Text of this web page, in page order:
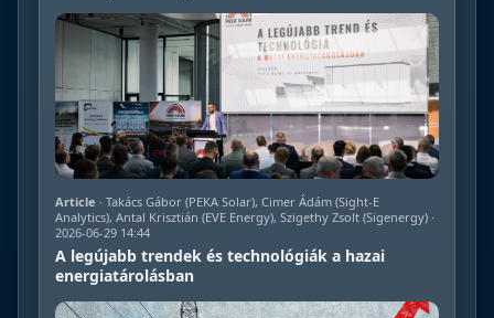
Article · Takács Gábor (PEKA Solar), Cimer Ádám (Sight-E
Analytics), Antal Krisztián (EVE Energy), Szigethy Zsolt (Sigenergy) ·
2026-06-29 14:44
A legújabb trendek és technológiák a hazai
energiatárolásban